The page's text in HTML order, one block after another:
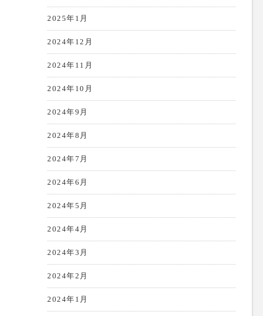
2025年1月
2024年12月
2024年11月
2024年10月
2024年9月
2024年8月
2024年7月
2024年6月
2024年5月
2024年4月
2024年3月
2024年2月
2024年1月